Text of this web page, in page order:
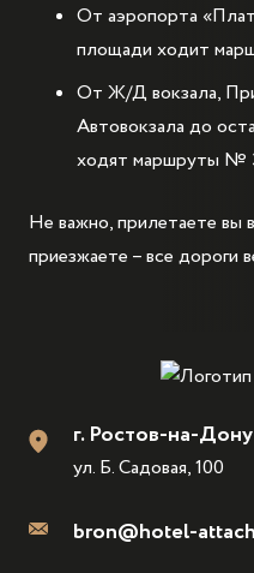
От аэропорта
площади ходит
От Ж/Д вокзала,
Автовокзала до
ходят маршруты №
Не важно, прилетаете вы
приезжаете – все дороги
г. Ростов-на-Дону
ул. Б. Садовая, 100
bron@hotel-